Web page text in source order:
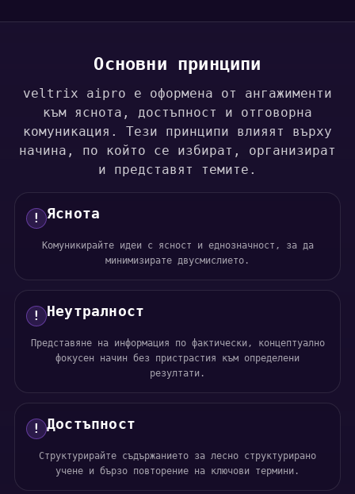
Основни принципи
veltrix aipro е оформена от ангажименти
към яснота, достъпност и отговорна
комуникация. Тези принципи влияят върху
начина, по който се избират, организират
и представят темите.
! Яснота
Комуникирайте идеи с ясност и еднозначност, за да
минимизирате двусмислието.
! Неутралност
Представяне на информация по фактически, концептуално
фокусен начин без пристрастия към определени
резултати.
! Достъпност
Структурирайте съдържанието за лесно структурирано
учене и бързо повторение на ключови термини.